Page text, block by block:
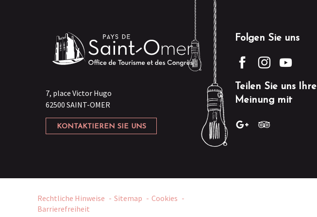
7, place Victor Hugo
62500 SAINT-OMER
KONTAKTIEREN SIE UNS
Folgen Sie uns
Teilen Sie uns Ihre
Meinung mit
Rechtliche Hinweise Sitemap
Cookies
Barrierefreiheit